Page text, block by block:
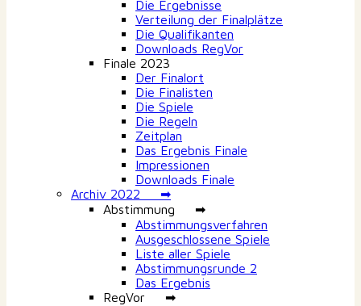
Die Ergebnisse
Verteilung der Finalplätze
Die Qualifikanten
Downloads RegVor
Finale 2023
Der Finalort
Die Finalisten
Die Spiele
Die Regeln
Zeitplan
Das Ergebnis Finale
Impressionen
Downloads Finale
Archiv 2022 ➡
Abstimmung ➡
Abstimmungsverfahren
Ausgeschlossene Spiele
Liste aller Spiele
Abstimmungsrunde 2
Das Ergebnis
RegVor ➡